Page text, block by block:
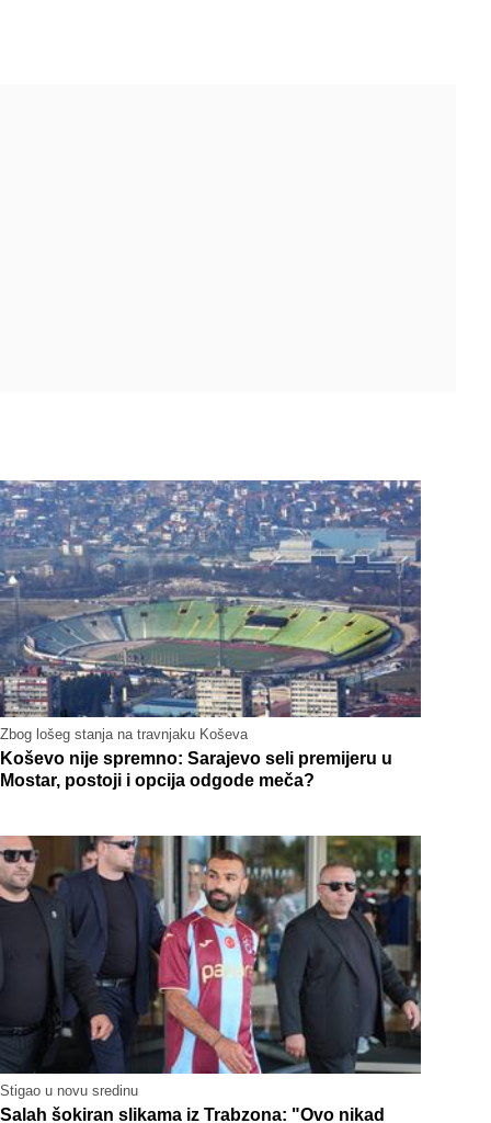
Zbog lošeg stanja na travnjaku Koševa
Koševo nije spremno: Sarajevo seli premijeru u
Mostar, postoji i opcija odgode meča?
Stigao u novu sredinu
Salah šokiran slikama iz Trabzona: "Ovo nikad